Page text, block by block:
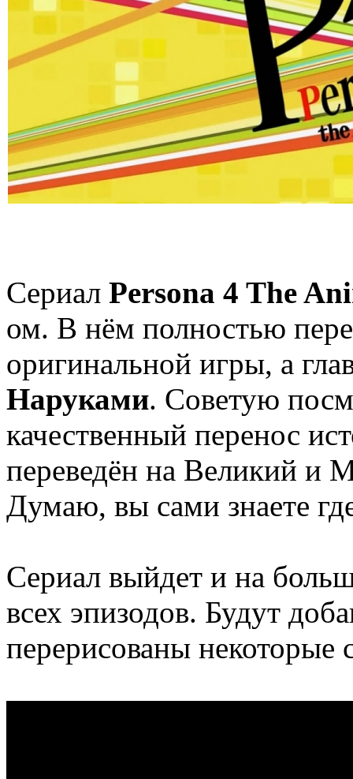
Сериал Persona 4 The
ом. В нём полностью
оригинальной игры, а
Наруками. Советую
качественный перенос
переведён на Великий и
Думаю, вы сами знаете
Сериал выйдет и на
всех эпизодов. Будут
перерисованы некоторые